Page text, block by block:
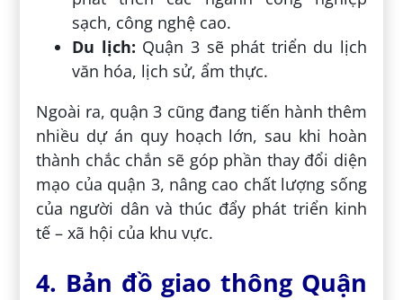
sạch, công nghệ cao.
Du lịch: Quận 3 sẽ phát triển du lịch
văn hóa, lịch sử, ẩm thực.
Ngoài ra, quận 3 cũng đang tiến hành thêm
nhiều dự án quy hoạch lớn, sau khi hoàn
thành chắc chắn sẽ góp phần thay đổi diện
mạo của quận 3, nâng cao chất lượng sống
của người dân và thúc đẩy phát triển kinh
tế – xã hội của khu vực.
4. Bản đồ giao thông Quận